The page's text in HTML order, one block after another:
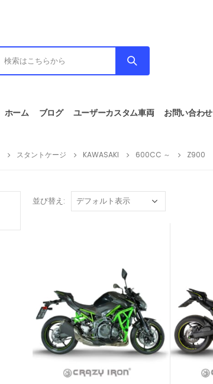
ホーム ブログ ユーザーカスタム車両 お問い合わせ
スタントケージ KAWASAKI 600CC ～ Z900
並び替え: